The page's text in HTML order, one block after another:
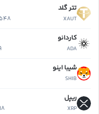
تتر گلد
XAUT
کاردانو
ADA
شیبا اینو
SHIB
ریپل
XRP